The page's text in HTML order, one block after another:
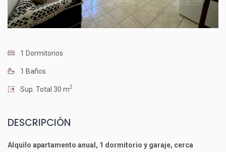
1 Dormitorios
1 Baños
Sup. Total 30 m2
DESCRIPCIÓN
Alquilo apartamento anual, 1 dormitorio y garaje, cerca